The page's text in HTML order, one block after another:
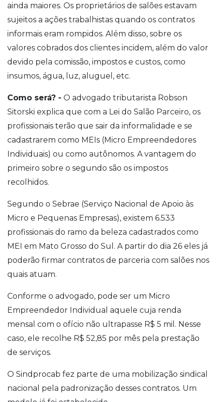
ainda maiores. Os proprietários de salões estavam
sujeitos a ações trabalhistas quando os contratos
informais eram rompidos. Além disso, sobre os
valores cobrados dos clientes incidem, além do valor
devido pela comissão, impostos e custos, como
insumos, água, luz, aluguel, etc.
Como será? - O advogado tributarista Robson
Sitorski explica que com a Lei do Salão Parceiro, os
profissionais terão que sair da informalidade e se
cadastrarem como MEIs (Micro Empreendedores
Individuais) ou como autônomos. A vantagem do
primeiro sobre o segundo são os impostos
recolhidos.
Segundo o Sebrae (Serviço Nacional de Apoio às
Micro e Pequenas Empresas), existem 6.533
profissionais do ramo da beleza cadastrados como
MEI em Mato Grosso do Sul. A partir do dia 26 eles já
poderão firmar contratos de parceria com salões nos
quais atuam.
Conforme o advogado, pode ser um Micro
Empreendedor Individual aquele cuja renda
mensal com o ofício não ultrapasse R$ 5 mil. Nesse
caso, ele recolhe R$ 52,85 por mês pela prestação
de serviços.
O Sindprocab fez parte de uma mobilização sindical
nacional pela padronização desses contratos. Um